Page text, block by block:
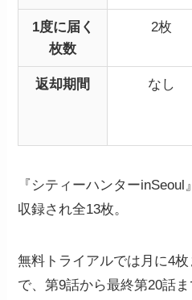
1度に届く
枚数
2枚
返却期間 なし
『シティーハンター
収録され全13枚。
無料トライアルでは月に4
で、第9話から最終第20話